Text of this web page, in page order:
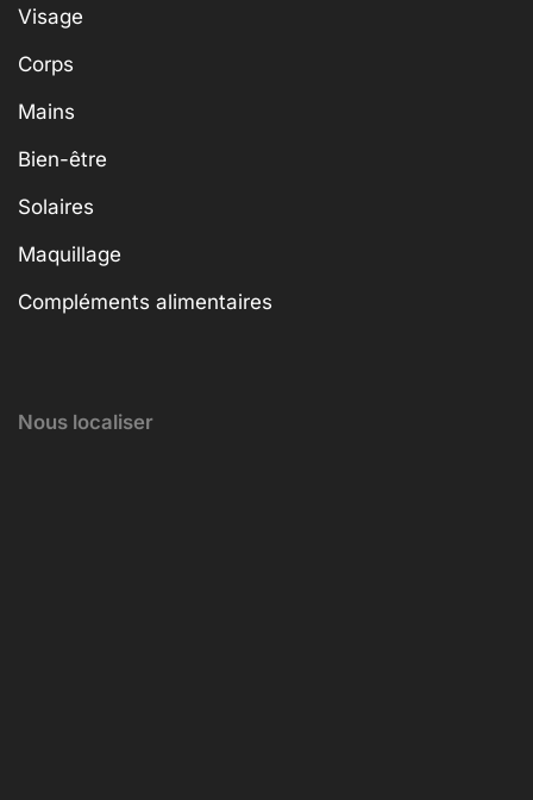
Visage
Corps
Mains
Bien-être
Solaires
Maquillage
Compléments alimentaires
Nous localiser